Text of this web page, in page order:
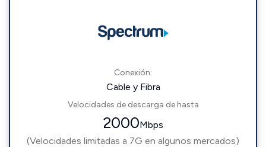
Conexión:
Cable y Fibra
Velocidades de descarga de hasta
2000Mbps
(Velocidades limitadas a 7G en algunos mercados)